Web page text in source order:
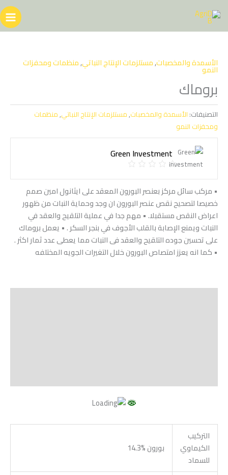
إلى
المحتوى
الأسمدة والمخصبات,مستلزمات الإنتاج النباتي,منظمات ومحفزات
النمو
بروماك
التصنيفات: الأسمدة والمخصبات,مستلزمات الإنتاج النباتي,منظمات
ومحفزات النمو
Green Investment
• مركب سائل مركز بعنصر البورون المعقد على ايثانول امين صمم
خصيصا لتصحيح نقص عنصر البورون ان وجد وحماية النبات من ظهور
اعراض النقص مستقبلا. • مهم جدا في عملية التلقيح والعقد في
النبات ويمنع الإصابة بالقلب الأجوف في بنجر السكر . • يعمل بروماك
على تحسين جوده التلقيح والعقد فى النبات مما يعطى عدد ثمار اكثر .
• كما انه يعزز امتصاص البورون خلال التغيرات الجويه المختلفه
التركيب
الكيماوي
للسماد
بورون %14.3